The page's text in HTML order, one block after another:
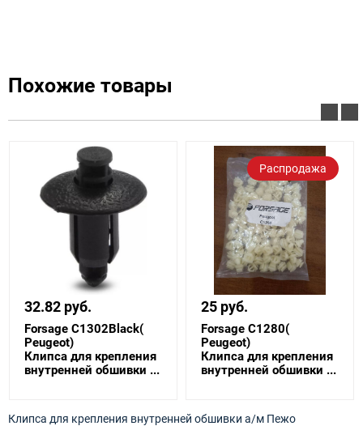
Похожие товары
32.82 руб.
Forsage C1302Black(
Peugeot)
Клипса для крепления
внутренней обшивки ...
Распродажа
25 руб.
Forsage C1280(
Peugeot)
Клипса для крепления
внутренней обшивки ...
Клипса для крепления внутренней обшивки а/м Пежо